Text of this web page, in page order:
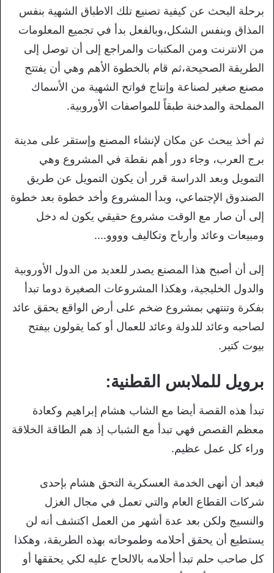
برحلة البحث عن كيفية تصنيع تلك الاطباق الشهية بنفس
المذاق وبنفس الشكل،وبالفعل بدأ في تجميع المعلومات
من الانترنت ومن المكتبات والمراجع إلى أن توصل إلى
الطريقة الصحيحة،ثم قام بالخطوة الأهم وهي أن يفتتح
مصنع صغير لصناعة وإنتاج فواتح الشهية من الأسماك
المملحة والمدخنة طبقاً للمواصفات الأوروبية.
ثم أخذ يبحث عن مكان لإنشاء المصنع وإستقر على مدينة
برج العرب، وجاء دور أهم نقطة في المشروع وهي
التمويل وبعد الدراسة قرر أن يكون التمويل عن طريق
الصندوق الإجتماعي، وبدأ المشروع وأخد خطوة بعد خطوة
إلى أن صار مع الوقت مشروع حقيقي يكون له دخل
ومبيعات وعائد وأرباح وتكاليف وووو….
إلى أن أصبح هذا المصنع يصدر للعديد من الدول الأوروبية
والدول الخليجية، وهكذا المشروعات الصغيرة دوما تبدأ
بفكرة وتنتهي بمشروع ضخم على أرض الواقع يحقق عائد
لصاحبه وعائد للدولة وعائد للعمال أو كما يقولون بيفتح
بيوت كتير.
برويل للملابس القطنية:
تبدأ هذه القصة أيضا مع الشاب هشام إبراهيم وكعادة
معظم القصص فهي تبدأ مع الشباب إذ هم الطاقة الخلاقة
وراء كل عمل عظيم.
فبعد أن أنهى الخدمة العسكرية التحق هشام بإحدى
شركات القطاع العام والتي تعمل في مجال الغزل
والنسيج ولكن بعد عدة أشهر من العمل اكتشف أنه لن
يستطيع أن يحقق أحلامه وطموحاته بهذه الطريقة، وهكذا
كل صاحب حلم تبدأ أحلامه بالالحاح عليه لكي يحققها أو